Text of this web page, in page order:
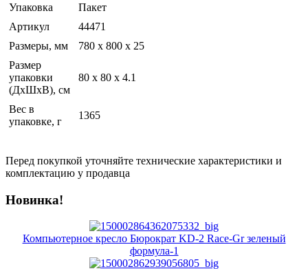
Упаковка
Пакет
Артикул
44471
Размеры, мм
780 х 800 х 25
Размер
упаковки
(ДхШхВ), см
80 x 80 x 4.1
Вес в
упаковке, г
1365
Перед покупкой уточняйте технические характеристики и
комплектацию у продавца
Новинка!
Компьютерное кресло Бюрократ KD-2 Race-Gr зеленый
формула-1